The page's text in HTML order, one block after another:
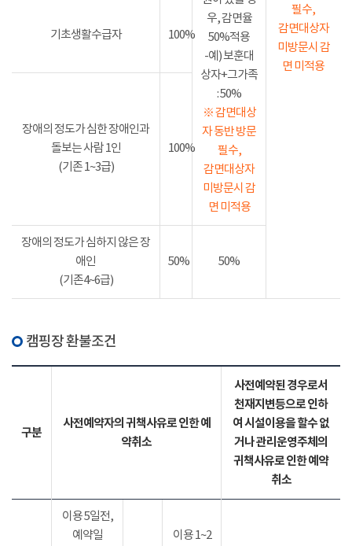
필수,
감면대상자
미방문시 감
면 미적용
우, 감면율
50%적용
-예) 보훈대
상자+그가족
: 50%
※ 감면대상
자 동반 방문
필수,
감면대상자
미방문시 감
면 미적용
기초생활수급자 100%
장애의 정도가 심한 장애인과
돌보는 사람 1인
(기존 1~3급)
100%
장애의 정도가 심하지 않은 장
애인
(기존4~6급)
50% 50%
캠핑장 환불조건
구분
사전예약자의 귀책사유로 인한 예
약취소
사전예약된 경우로서
천재지변등으로 인하
여 시설이용을 할수 없
거나 관리운영주체의
귀책사유로 인한 예약
취소
이용 5일전,
예약일
이용 1~2